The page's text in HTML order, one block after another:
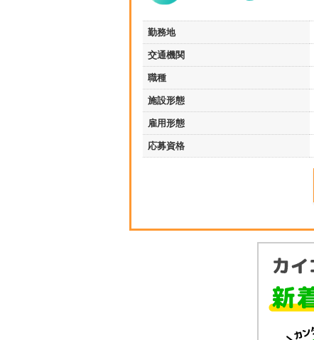
勤務地
交通機関
職種
施設形態
雇用形態
応募資格